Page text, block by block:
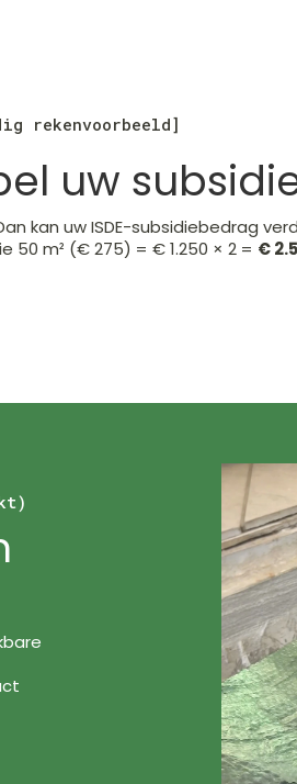
rekenvoorbeeld]
uw
kan uw ISDE-subsidiebedrag
50 m² (€ 275) = € 1.250 × 2 = €